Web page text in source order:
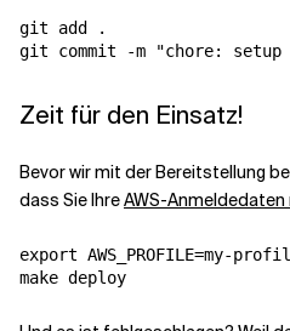
git add .
Zeit für den Einsatz!
Bevor wir mit der Bereitstellung
dass Sie IhreAWS-Anmeldedaten
export AWS_PROFILE=my-